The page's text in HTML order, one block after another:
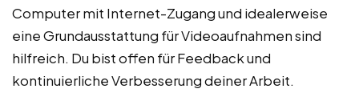
Computer mit Internet-Zugang und idealerweise
eine Grundausstattung für Videoaufnahmen sind
hilfreich. Du bist offen für Feedback und
kontinuierliche Verbesserung deiner Arbeit.